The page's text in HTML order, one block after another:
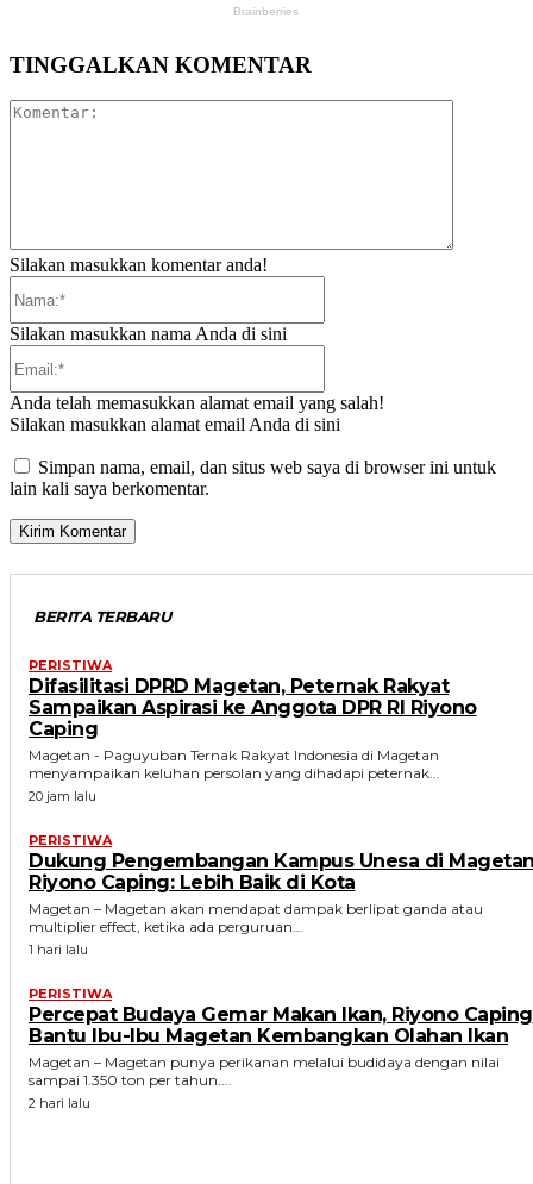
TINGGALKAN KOMENTAR
Silakan masukkan komentar anda!
Silakan masukkan nama Anda di sini
Anda telah memasukkan alamat email yang salah!
Silakan masukkan alamat email Anda di sini
Simpan nama, email, dan situs web saya di browser ini untuk
lain kali saya berkomentar.
BERITA TERBARU
PERISTIWA
Difasilitasi DPRD Magetan, Peternak Rakyat
Sampaikan Aspirasi ke Anggota DPR RI Riyono
Caping
Magetan - Paguyuban Ternak Rakyat Indonesia di Magetan
menyampaikan keluhan persolan yang dihadapi peternak...
20 jam lalu
PERISTIWA
Dukung Pengembangan Kampus Unesa di
Riyono Caping: Lebih Baik di Kota
Magetan – Magetan akan mendapat dampak berlipat ganda atau
multiplier effect, ketika ada perguruan...
1 hari lalu
PERISTIWA
Percepat Budaya Gemar Makan Ikan, Riyono Caping
Bantu Ibu-Ibu Magetan Kembangkan Olahan Ikan
Magetan – Magetan punya perikanan melalui budidaya dengan nilai
sampai 1.350 ton per tahun....
2 hari lalu